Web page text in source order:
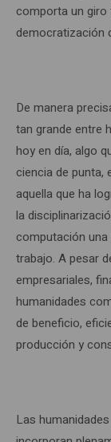
comporta un
democratización
De manera
tan grande entre
hoy en día, algo
ciencia de punta,
aquella que ha
la
computación una
trabajo. A pesar
empresariales,
humanidades
de beneficio,
producción y
Las